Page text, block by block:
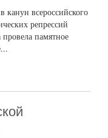
канун всероссийского
репрессий
памятное